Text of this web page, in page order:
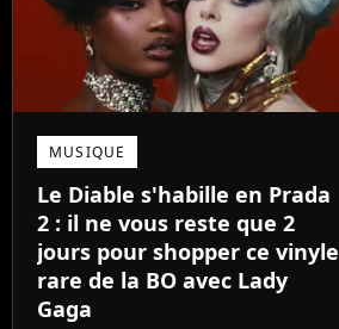
MUSIQUE
Le Diable s'habille en Prada
2 : il ne vous reste que 2
jours pour shopper ce vinyle
rare de la BO avec Lady
Gaga